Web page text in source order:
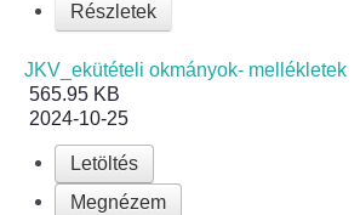
Önkormányzati támogatások
Szabályzatok
Pályázatok
Közbeszerzések
Részletek
JKV_ekütételi okmányok- mellékletek
565.95 KB
2024-10-25
Letöltés
Megnézem